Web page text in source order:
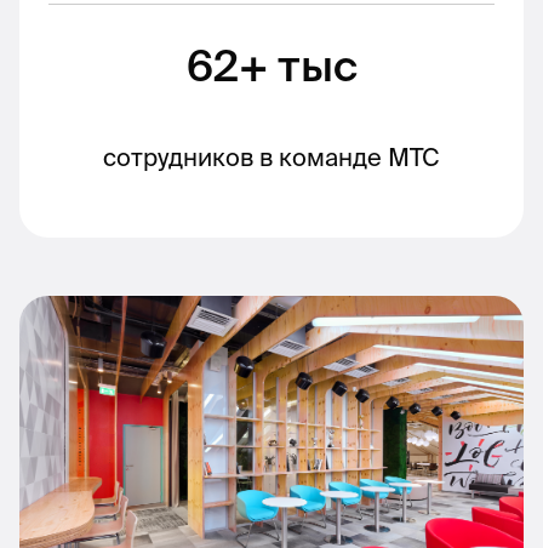
62+ тыс
сотрудников в команде МТС